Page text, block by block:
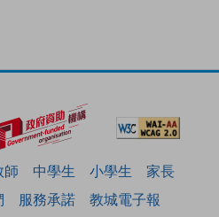
師 中學生 小學生
家長
服務承諾 教城電子報